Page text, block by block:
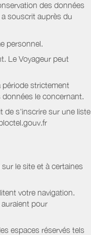
des données
souscrit auprès du
personnel.
Le Voyageur peut
période strictement
données le concernant.
de s'inscrire sur une liste
le site et à certaines
votre navigation.
pour
espaces réservés tels